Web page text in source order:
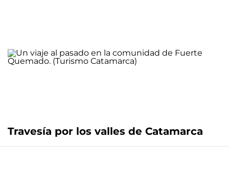
Travesía por los valles de Catamarca